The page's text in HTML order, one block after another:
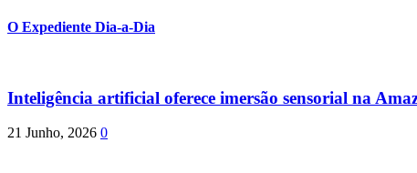
O Expediente Dia-a-Dia
Inteligência artificial oferece imersão sensorial na
21 Junho, 2026 0